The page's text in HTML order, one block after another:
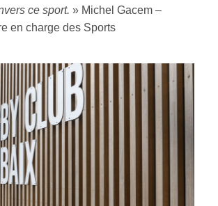
ce sport. » Michel Gacem –
en charge des Sports